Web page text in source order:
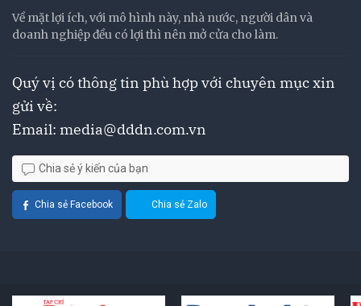
Về mặt lợi ích, với mô hình này, nhà nước, người dân và
doanh nghiệp đều có lợi thì nên mở cửa cho làm.
Quý vị có thông tin phù hợp với chuyên mục xin
gửi về:
Email: media@dddn.com.vn
Chia sẻ ý kiến của bạn
Chia sẻ Facebook Chia sẻ Zalo